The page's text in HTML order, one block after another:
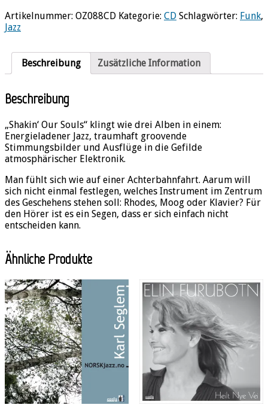
Anders
Aarum
Artikelnummer: OZ088CD Kategorie: CD Schlagwörter: Funk,
Jazz
Beschreibung Zusätzliche Information
Beschreibung
„Shakin‘ Our Souls“ klingt wie drei Alben in einem:
Energieladener Jazz, traumhaft groovende
Stimmungsbilder und Ausflüge in die Gefilde
atmosphärischer Elektronik.
Man fühlt sich wie auf einer Achterbahnfahrt. Aarum will
sich nicht einmal festlegen, welches Instrument im Zentrum
des Geschehens stehen soll: Rhodes, Moog oder Klavier? Für
den Hörer ist es ein Segen, dass er sich einfach nicht
entscheiden kann.
Ähnliche Produkte